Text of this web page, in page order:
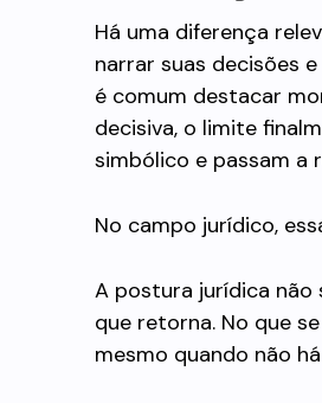
Há uma diferença
narrar suas decisões
é comum destacar
decisiva, o limite
simbólico e passam a
No campo jurídico,
A postura jurídica não
que retorna. No que
mesmo quando não